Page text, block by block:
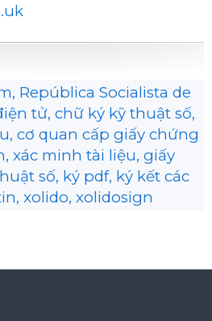
República Socialista de
tử, chữ ký kỹ thuật số,
cơ quan cấp giấy chứng
xác minh tài liệu, giấy
số, ký pdf, ký kết các
xolido, xolidosign